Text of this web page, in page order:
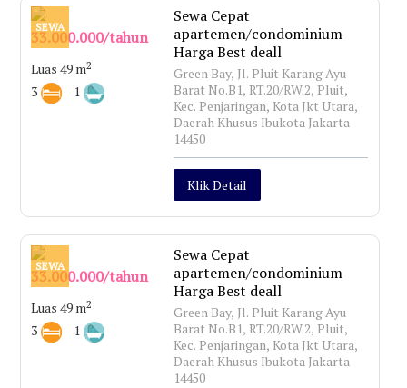
SEWA
33.000.000/tahun
Luas 49 m2
3 1
Sewa Cepat
apartemen/condominium
Harga Best deall
Green Bay, Jl. Pluit Karang Ayu
Barat No.B1, RT.20/RW.2, Pluit,
Kec. Penjaringan, Kota Jkt Utara,
Daerah Khusus Ibukota Jakarta
14450
Klik Detail
SEWA
33.000.000/tahun
Luas 49 m2
3 1
Sewa Cepat
apartemen/condominium
Harga Best deall
Green Bay, Jl. Pluit Karang Ayu
Barat No.B1, RT.20/RW.2, Pluit,
Kec. Penjaringan, Kota Jkt Utara,
Daerah Khusus Ibukota Jakarta
14450